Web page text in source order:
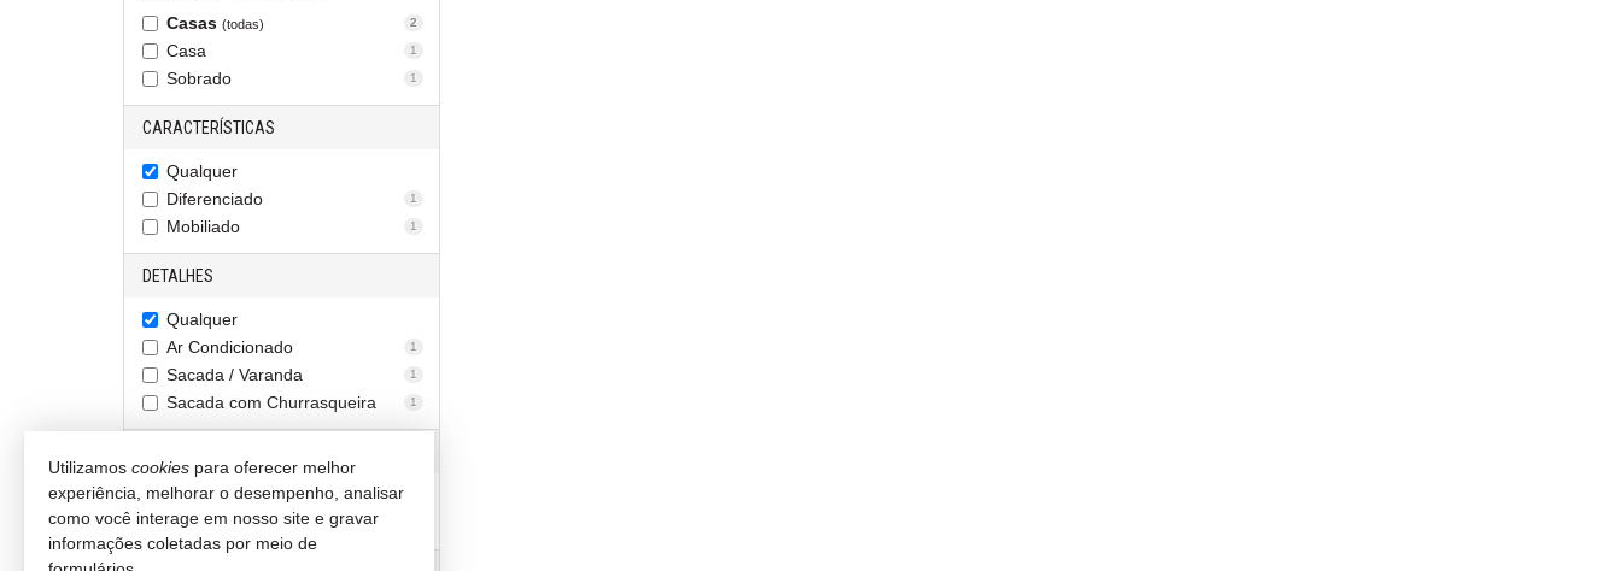
Casas (todas) 2
Casa 1
Sobrado 1
CARACTERÍSTICAS
Qualquer
Diferenciado
1
Mobiliado 1
DETALHES
Qualquer
Ar Condicionado
1
Sacada / Varanda 1
Sacada com Churrasqueira 1
Qualquer
Pronto para morar
Utilizamos cookies para oferecer melhor
experiência, melhorar o desempenho, analisar
como você interage em nosso site e gravar
informações coletadas por meio de